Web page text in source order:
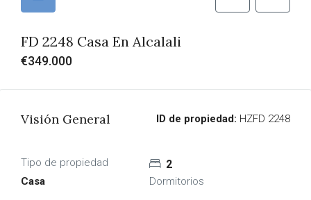
FD 2248 Casa En Alcalali
€349.000
Visión General ID de propiedad: HZFD 2248
Tipo de propiedad
Casa
2
Dormitorios